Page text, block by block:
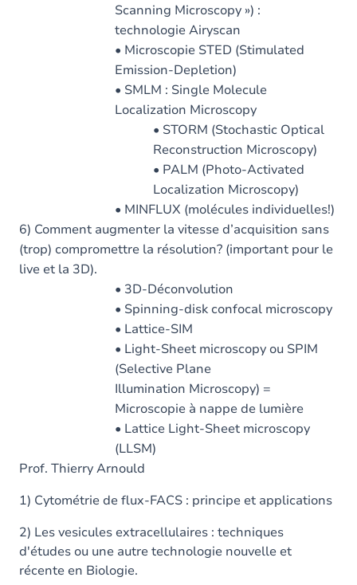
Scanning Microscopy ») :
technologie Airyscan
• Microscopie STED (Stimulated
Emission-Depletion)
• SMLM : Single Molecule
Localization Microscopy
• STORM (Stochastic Optical
Reconstruction Microscopy)
• PALM (Photo-Activated
Localization Microscopy)
• MINFLUX (molécules individuelles!)
6) Comment augmenter la vitesse d’acquisition sans
(trop) compromettre la résolution? (important pour le
live et la 3D).
• 3D-Déconvolution
• Spinning-disk confocal microscopy
• Lattice-SIM
• Light-Sheet microscopy ou SPIM
(Selective Plane
Illumination Microscopy) =
Microscopie à nappe de lumière
• Lattice Light-Sheet microscopy
(LLSM)
Prof. Thierry Arnould
1) Cytométrie de flux-FACS : principe et applications
2) Les vesicules extracellulaires : techniques
d'études ou une autre technologie nouvelle et
récente en Biologie.